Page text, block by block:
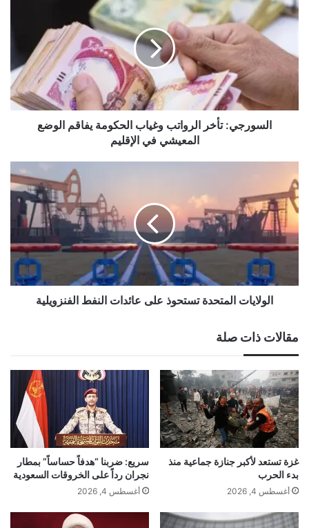
تأخر
الرواتب
الحكومة
المعيشي
في
السورجي: تأخر الرواتب وغياب الحكومة يفاقم الوضع
المعيشي في الإقليم
المتحدة
تستحوذ
على
عائدات
النفط
الفنزويلية
الولايات المتحدة تستحوذ على عائدات النفط الفنزويلية
مقالات ذات صلة
غزة تستعد لأكبر جنازة جماعية منذ
بدء الحرب
أغسطس 4, 2026
سريع: ضربنا “هدفاً حساساً” بمطار
نجران رداً على الخروقات السعودية
أغسطس 4, 2026